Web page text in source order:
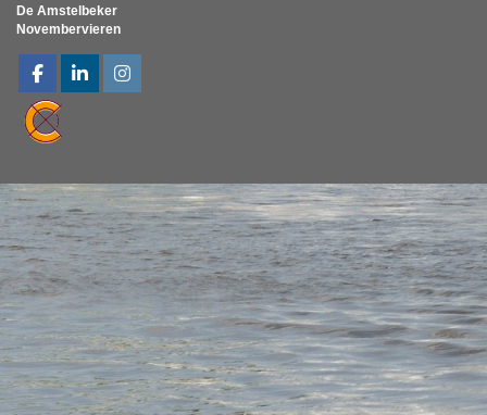
De Amstelbeker
Novembervieren